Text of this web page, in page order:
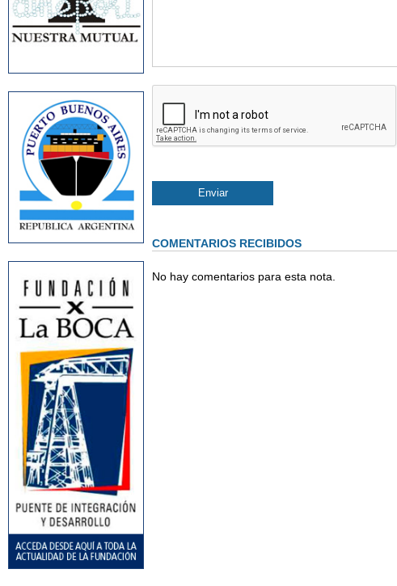
COMENTARIOS RECIBIDOS
No hay comentarios para esta nota.